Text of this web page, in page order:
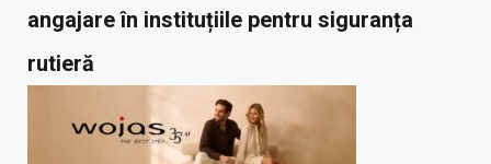
angajare în instituțiile pentru siguranța
rutieră